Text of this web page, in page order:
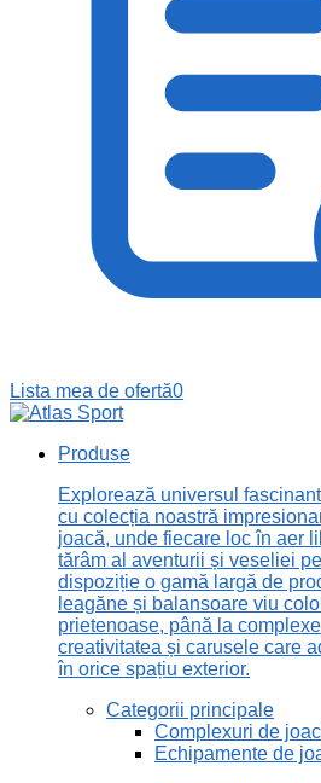
Lista mea de ofertă0
Produse
Explorează universul
cu colecția noastră
joacă, unde fiecare loc în aer
tărâm al aventurii și veseliei
dispoziție o gamă largă de
leagăne și balansoare viu
prietenoase, până la
creativitatea și carusele care
în orice spațiu exterior.
Categorii principale
Complexuri de
Echipamente de